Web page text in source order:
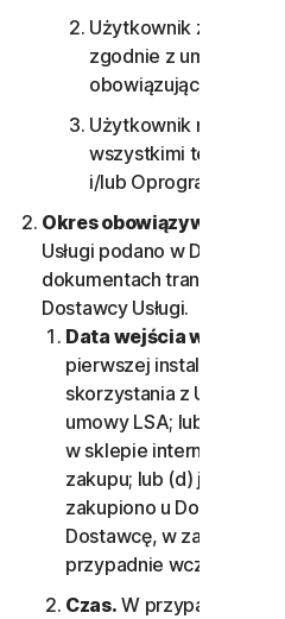
Użytkownik
zgodnie z umową LSA
obowiązującymi
Użytkownik musi
wszystkimi
i/lub Oprogramowania.
Okres obowiązywania
Usługi podano w
dokumentach
Dostawcy Usługi.
Data wejścia w życie.
pierwszej instalacji
skorzystania z Usługi;
umowy LSA; lub (c) jeśli
w sklepie internetowym
zakupu; lub (d) jeśli
zakupiono u Dostawcy,
Dostawcę, w zależności
przypadnie wcześniej.
Czas. W przypadku